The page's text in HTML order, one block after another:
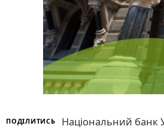
ПОДІЛИТИСЬ Національний банк